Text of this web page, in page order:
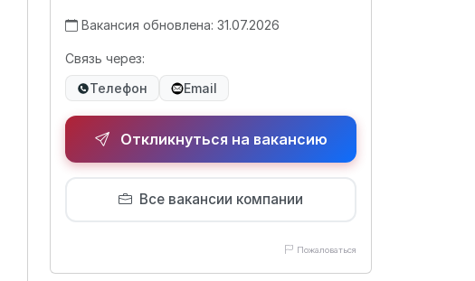
Вакансия обновлена: 31.07.2026
Связь через:
Телефон
Email
Откликнуться на вакансию
Все вакансии компании
Пожаловаться